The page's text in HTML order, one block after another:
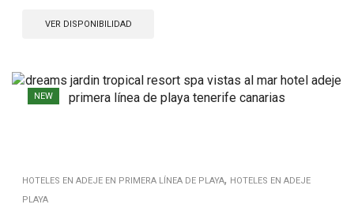
VER DISPONIBILIDAD
NEW
HOTELES EN ADEJE EN PRIMERA LÍNEA DE PLAYA, HOTELES EN ADEJE
PLAYA